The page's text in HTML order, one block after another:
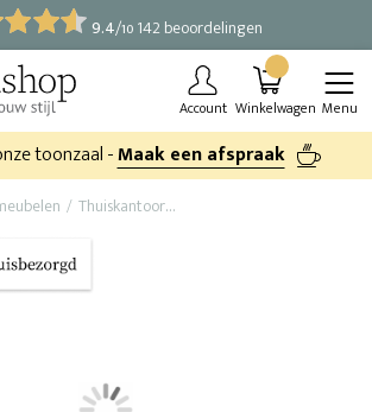
9.4/10 142 beoordelingen
Account Winkelwagen Menu
toonzaal -Maak een afspraak
Thuiskantoor